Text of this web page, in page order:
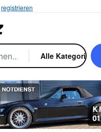
registrieren